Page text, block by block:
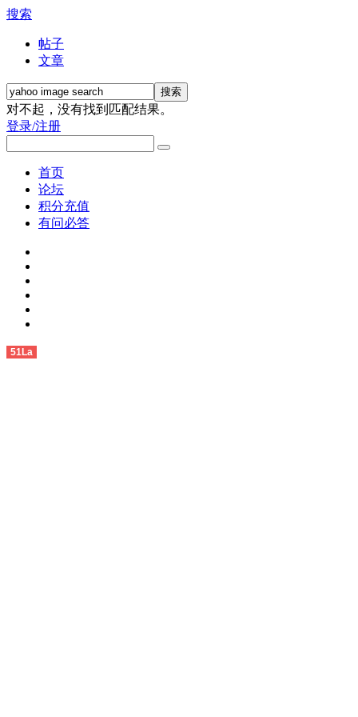
搜索
帖子
文章
搜索
对不起，没有找到匹配结果。
登录/注册
首页
论坛
积分充值
有问必答
51La